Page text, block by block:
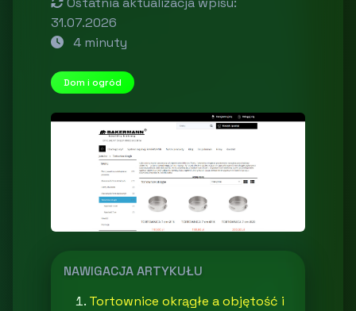
31.07.2026
4 minuty
Dom i ogród
NAWIGACJA ARTYKUŁU
Tortownice okrągłe a objętość i